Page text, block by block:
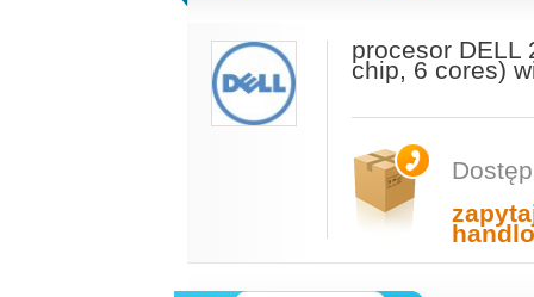
procesor DELL
chip, 6 cores)